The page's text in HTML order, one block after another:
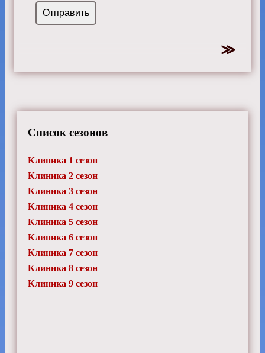
Список сезонов
Клиника 1 сезон
Клиника 2 сезон
Клиника 3 сезон
Клиника 4 сезон
Клиника 5 сезон
Клиника 6 сезон
Клиника 7 сезон
Клиника 8 сезон
Клиника 9 сезон